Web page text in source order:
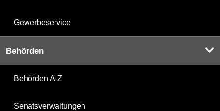
Gewerbeservice
Behörden
Behörden A-Z
Senatsverwaltungen